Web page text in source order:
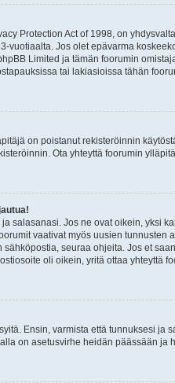
Protection Act of 1998, on
vuotiaalta. Jos olet epävarma
Limited ja tämän foorumin
tai lakiasioissa tähän
on poistanut rekisteröinnin
Ota yhteyttä foorumin
salasanasi. Jos ne ovat oikein, yksi
vaativat myös uusien
seuraa ohjeita. Jos et
oli oikein, yritä ottaa yhteyttä
Ensin, varmista että tunnuksesi
on asetusvirhe heidän päässään ja